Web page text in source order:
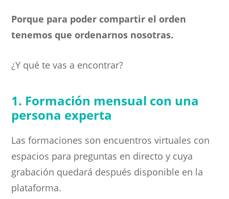
Porque para poder compartir el orden
tenemos que ordenarnos nosotras.
¿Y qué te vas a encontrar?
1. Formación mensual con una
persona experta
Las formaciones son encuentros virtuales con
espacios para preguntas en directo y cuya
grabación quedará después disponible en la
plataforma.